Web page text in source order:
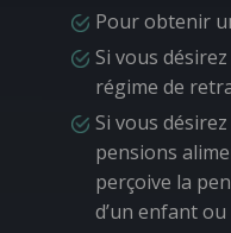
Pour obtenir
Si vous
régime de
Si vous
pensions
perçoive la
d’un enfant